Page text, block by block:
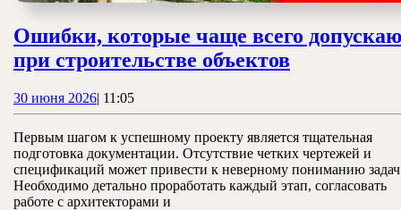
Ошибки, которые чаще всего
при строительстве объектовОшибки,
всего
допускают
при
30 июня 202630
июня
| 11:05
Первым шагом к успешному проекту является тщательная
подготовка документации. Отсутствие четких чертежей и
спецификаций может привести к неверному пониманию
Необходимо детально проработать каждый этап, согласовать
работе с архитекторами и